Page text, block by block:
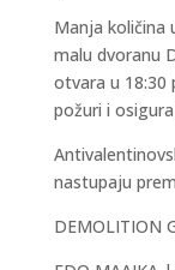
Manja količina
malu dvoranu
otvara u 18:30
požuri i
nastupaju
DEMOLITION